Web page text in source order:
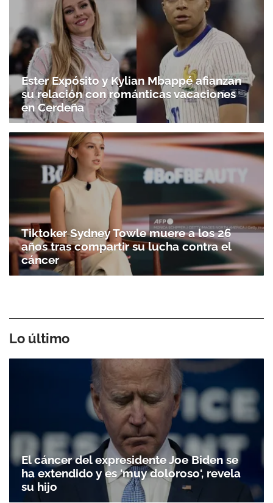
Ester Expósito y Kylian Mbappé afianzan
su relación con románticas vacaciones
en Cerdeña
Tiktoker Sydney Towle muere a los 26
años tras compartir su lucha contra el
cáncer
Lo último
El cáncer del expresidente Joe Biden se
ha extendido y es 'muy doloroso', revela
su hijo